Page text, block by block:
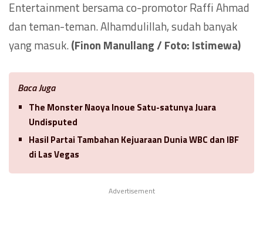
Entertainment bersama co-promotor Raffi Ahmad
dan teman-teman. Alhamdulillah, sudah banyak
yang masuk.(Finon Manullang / Foto: Istimewa)
Baca Juga
The Monster Naoya Inoue Satu-satunya Juara
Undisputed
Hasil Partai Tambahan Kejuaraan Dunia WBC dan IBF
di Las Vegas
Advertisement